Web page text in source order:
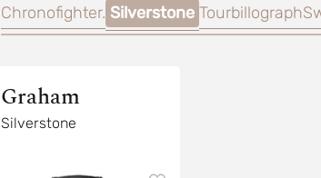
Chronofighter. Silverstone Tourbillograph
Graham
Silverstone